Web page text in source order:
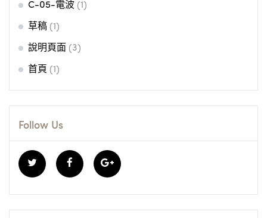
C-05-電波 (1)
草稿 (1)
說明頁面 (3)
首頁 (1)
Follow Us